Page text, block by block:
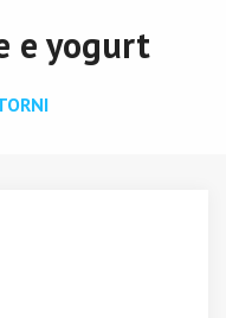
e yogurt